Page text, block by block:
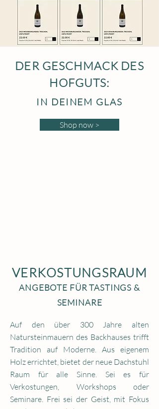
DER GESCHMACK DES
HOFGUTS:
IN DEINEM GLAS
Shop now >
VERKOSTUNGSRAUM
ANGEBOTE FÜR TASTINGS &
SEMINARE
Auf den über 300 Jahre alten
Natursteinmauern des Backhauses trifft
Tradition auf Moderne. Aus eigenem
Holz errichtet, bietet der neue Dachstuhl
Raum für alle Sinne. Sei es für
Verkostungen, Workshops oder
Seminare. Frei sei der Geist, mit Fokus